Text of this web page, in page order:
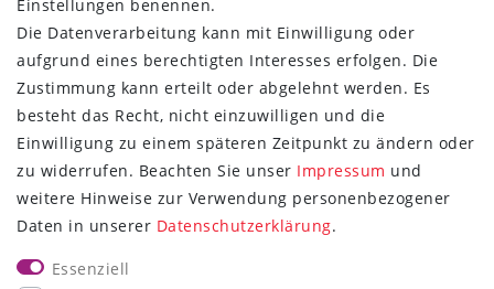
Same-Day Versand bei Zahlungseingang bis 13:00 Uhr
ZAHLUNG & VERSAND
UNSER VERSPRECHEN
innerhalb von 6 Stunden!
Einstellungen benennen.
Die Datenverarbeitung kann mit Einwilligung oder
aufgrund eines berechtigten Interesses erfolgen. Die
Zustimmung kann erteilt oder abgelehnt werden. Es
besteht das Recht, nicht einzuwilligen und die
Einwilligung zu einem späteren Zeitpunkt zu ändern oder
zu widerrufen. Beachten Sie unser Impressum und
weitere Hinweise zur Verwendung personenbezogener
Daten in unserer Daten­schutz­erklärung.
Essenziell